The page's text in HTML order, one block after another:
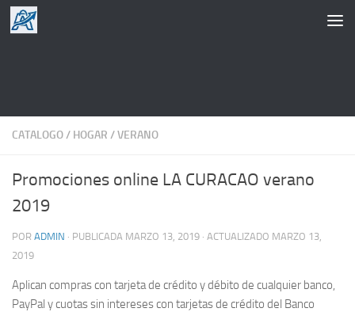
Saltar al contenido
CATALOGO/ HOGAR /VERANO
Promociones online LA CURACAO verano
2019
POR ADMIN · PUBLICADA MARZO 13, 2019 · ACTUALIZADO MARZO 13,
2019
Aplican compras con tarjeta de crédito y débito de cualquier banco,
PayPal y cuotas sin intereses con tarjetas de crédito del Banco